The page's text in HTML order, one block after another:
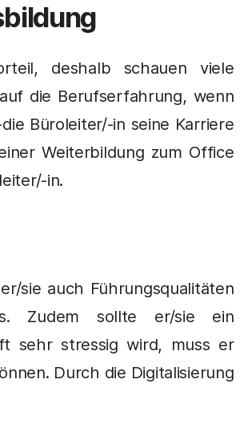
deshalb schauen viele
die Berufserfahrung, wenn
Büroleiter/-in seine Karriere
Weiterbildung zum Office
in.
sie auch Führungsqualitäten
Zudem sollte er/sie ein
sehr stressig wird, muss er
Durch die Digitalisierung